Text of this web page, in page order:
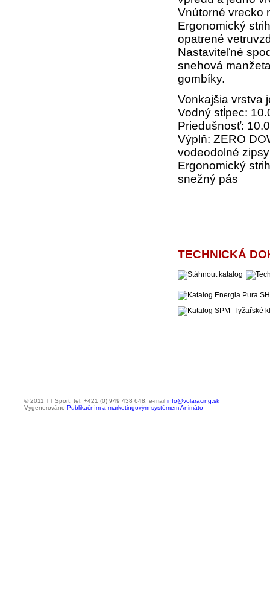
Vnútorné vrecko
Ergonomický
opatrené
Nastaviteľné
snehová
gombíky.
Vonkajšia vrstva
Vodný stĺpec:
Priedušnosť:
Výplň: ZERO
vodeodolné zipsy
Ergonomický
snežný pás
TECHNICKÁ
© 2011 TT Sport, tel. +421 (0) 949 438 648, e-mail info@volaracing.sk
Vygenerováno Publikačním a marketingovým systémem Animáto